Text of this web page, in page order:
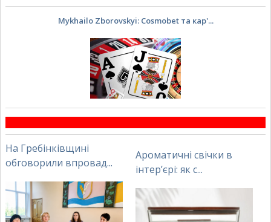
Mykhailo Zborovskyi: Cosmobet та кар'...
На Гребінківщині
обговорили впровад...
Ароматичні свічки в
інтер’єрі: як с...